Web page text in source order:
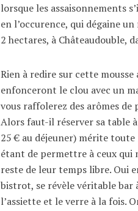
lorsque les assaisonnements
en l’occurence, qui dégaine
2 hectares, à Châteaudouble,
Rien à redire sur cette
enfonceront le clou avec un
vous raffolerez des arômes
Alors faut-il réserver sa table
25 € au déjeuner) mérite
étant de permettre à ceux qui
reste de leur temps libre. Oui
bistrot, se révèle véritable
l’assiette et le verre à la fois.